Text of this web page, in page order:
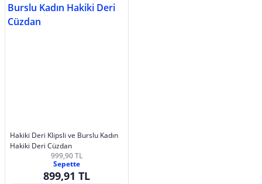
Hakiki Deri Klipsli ve Burslu Kadın
Hakiki Deri Cüzdan
999,90 TL
Sepette
899,91 TL